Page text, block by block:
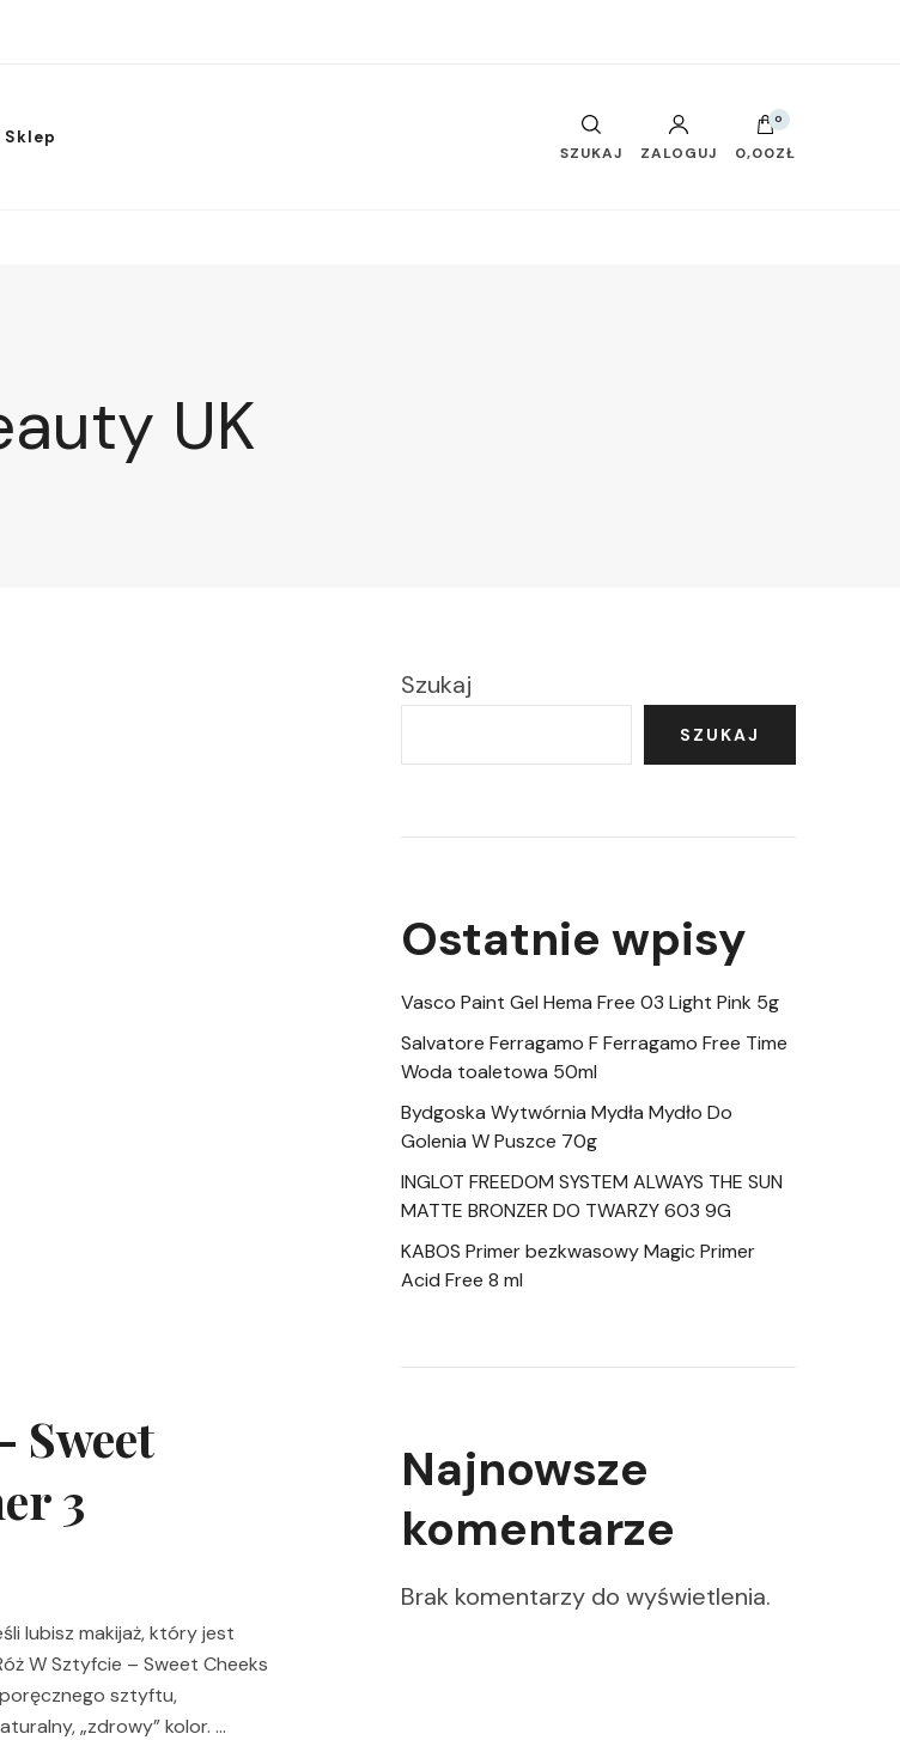
Sklep
SZUKAJ ZALOGUJ
0
0,00ZŁ
UK
Sweet
3
lubisz makijaż, który jest
W Sztyfcie – Sweet Cheeks
sztyftu,
„zdrowy” kolor. …
Szukaj
SZUKAJ
Ostatnie wpisy
Vasco Paint Gel Hema Free 03 Light Pink 5g
Salvatore Ferragamo F Ferragamo Free Time
Woda toaletowa 50ml
Bydgoska Wytwórnia Mydła Mydło Do
Golenia W Puszce 70g
INGLOT FREEDOM SYSTEM ALWAYS THE SUN
MATTE BRONZER DO TWARZY 603 9G
KABOS Primer bezkwasowy Magic Primer
Acid Free 8 ml
Najnowsze
komentarze
Brak komentarzy do wyświetlenia.